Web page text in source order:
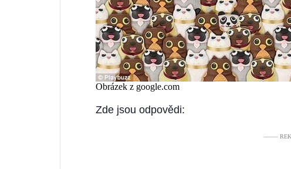
Obrázek z google.com
Zde jsou odpovědi:
–––––